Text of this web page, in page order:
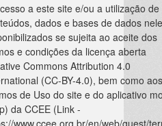
a este site e/ou a utilização de
dados e bases de dados nele
se sujeita ao aceite dos
e condições da licença aberta
Commons Attribution 4.0
(CC-BY-4.0), bem como aos
de Uso do site e do aplicativo
da CCEE (Link -
www.ccee.org.br/en/web/guest/